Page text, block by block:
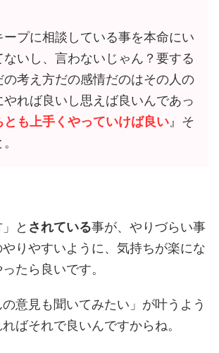
ープに相談している事を本命にい
ないし、言わないじゃん？要する
の考え方だの感情だのはその人の
れば良いし思えば良いんであっ
とも上手くやっていけば良い 』そ
と されている事が、やりづらい事
りやすいように、気持ちが楽にな
たら良いです。
の意見も聞いてみたい」が叶うよう
ばそれで良いんですからね。